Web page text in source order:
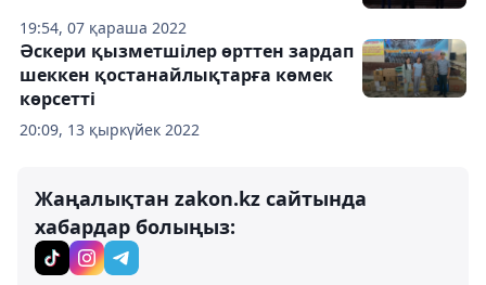
19:54, 07 қараша 2022
20:09, 13 қыркүйек 2022
Әскери қызметшілер өрттен зардап
шеккен қостанайлықтарға көмек
көрсетті
Жаңалықтан zakon.kz сайтында
хабардар болыңыз: